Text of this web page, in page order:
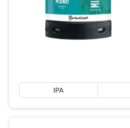
IPA